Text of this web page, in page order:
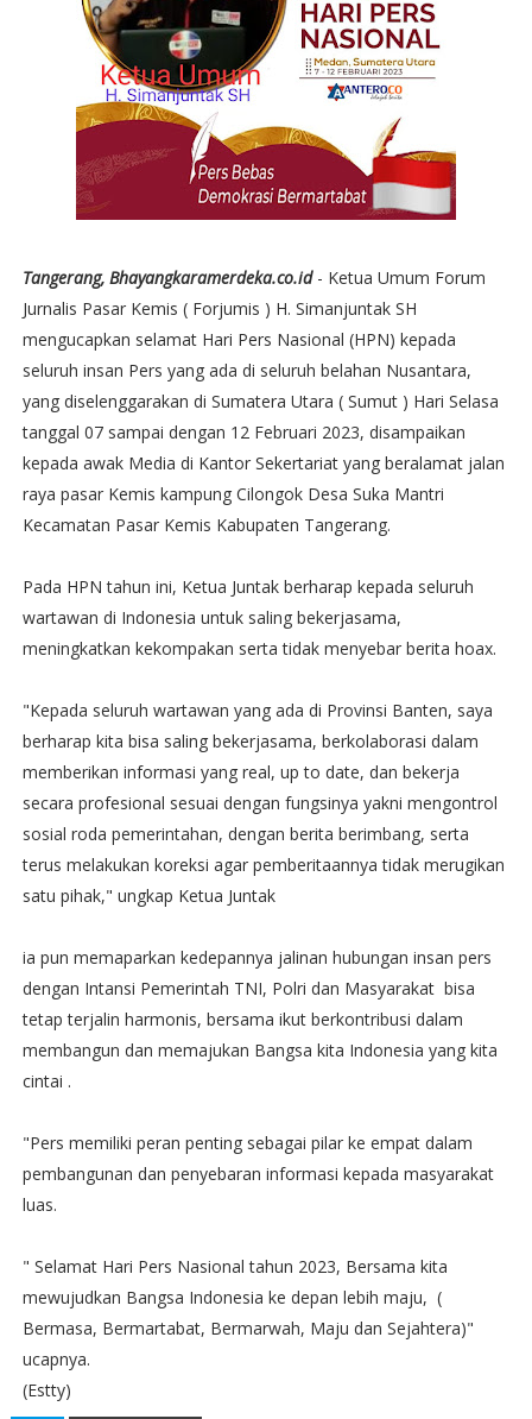
Tangerang, Bhayangkaramerdeka.co.id- Ketua Umum Forum
Jurnalis Pasar Kemis ( Forjumis ) H. Simanjuntak SH
mengucapkan selamat Hari Pers Nasional (HPN) kepada
seluruh insan Pers yang ada di seluruh belahan Nusantara,
yang diselenggarakan di Sumatera Utara ( Sumut ) Hari Selasa
tanggal 07 sampai dengan 12 Februari 2023, disampaikan
kepada awak Media di Kantor Sekertariat yang beralamat jalan
raya pasar Kemis kampung Cilongok Desa Suka Mantri
Kecamatan Pasar Kemis Kabupaten Tangerang.
Pada HPN tahun ini, Ketua Juntak berharap kepada seluruh
wartawan di Indonesia untuk saling bekerjasama,
meningkatkan kekompakan serta tidak menyebar berita hoax.
"Kepada seluruh wartawan yang ada di Provinsi Banten, saya
berharap kita bisa saling bekerjasama, berkolaborasi dalam
memberikan informasi yang real, up to date, dan bekerja
secara profesional sesuai dengan fungsinya yakni mengontrol
sosial roda pemerintahan, dengan berita berimbang, serta
terus melakukan koreksi agar pemberitaannya tidak merugikan
satu pihak," ungkap Ketua Juntak
ia pun memaparkan kedepannya jalinan hubungan insan pers
dengan Intansi Pemerintah TNI, Polri dan Masyarakat bisa
tetap terjalin harmonis, bersama ikut berkontribusi dalam
membangun dan memajukan Bangsa kita Indonesia yang kita
cintai .
"Pers memiliki peran penting sebagai pilar ke empat dalam
pembangunan dan penyebaran informasi kepada masyarakat
luas.
" Selamat Hari Pers Nasional tahun 2023, Bersama kita
mewujudkan Bangsa Indonesia ke depan lebih maju, (
Bermasa, Bermartabat, Bermarwah, Maju dan Sejahtera)"
ucapnya.
(Estty)